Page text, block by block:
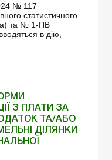
№ 117
статистичного
та № 1-ПВ
в дію,
З ПЛАТИ ЗА
ТА/АБО
ДІЛЯНКИ